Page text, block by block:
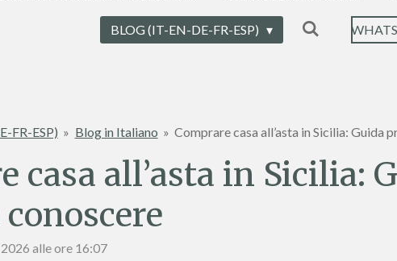
BLOG (IT-EN-DE-FR-ESP)
FR-ESP) » Blog in Italiano » Comprare casa all’asta in Sicilia: Guida
casa all’asta in Sicilia:
alle ore 16:07